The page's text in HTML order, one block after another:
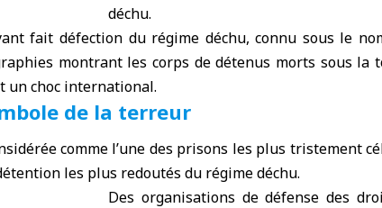
déchu.
fait défection du régime déchu, connu sous le
montrant les corps de détenus morts sous la
un choc international.
de la terreur
comme l’une des prisons les plus tristement
les plus redoutés du régime déchu.
Des organisations de défense des